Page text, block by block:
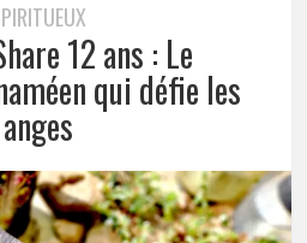
12 ans : Le
qui défie les
anges